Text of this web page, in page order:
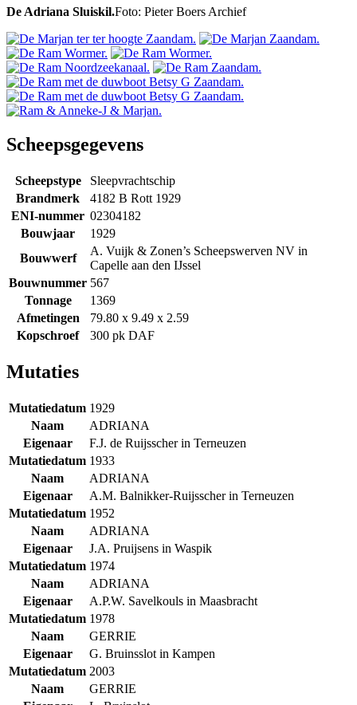
De Adriana Sluiskil.Foto: Pieter Boers Archief
Scheepsgegevens
Scheepstype
Sleepvrachtschip
Brandmerk
4182 B Rott 1929
ENI-nummer 02304182
Bouwjaar
1929
Bouwwerf
A. Vuijk & Zonen’s Scheepswerven NV in
Capelle aan den IJssel
Bouwnummer 567
Tonnage
1369
Afmetingen
79.80 x 9.49 x 2.59
Kopschroef
300 pk DAF
Mutaties
Mutatiedatum 1929
Naam
ADRIANA
Eigenaar
F.J. de Ruijsscher in Terneuzen
Mutatiedatum 1933
Naam
ADRIANA
Eigenaar
A.M. Balnikker-Ruijsscher in Terneuzen
Mutatiedatum 1952
Naam
ADRIANA
Eigenaar
J.A. Pruijsens in Waspik
Mutatiedatum 1974
Naam
ADRIANA
Eigenaar
A.P.W. Savelkouls in Maasbracht
Mutatiedatum 1978
Naam
GERRIE
Eigenaar
G. Bruinsslot in Kampen
Mutatiedatum 2003
Naam
GERRIE